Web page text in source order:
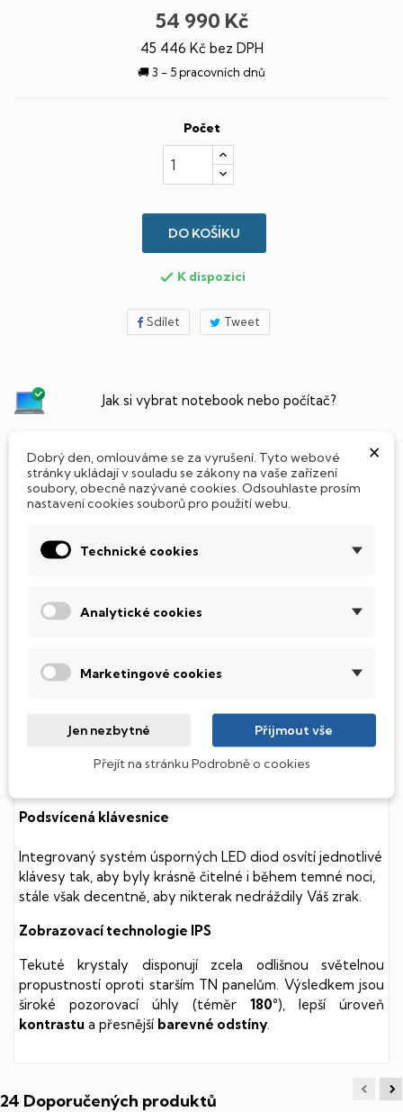
54 990 Kč
45 446 Kč bez DPH
🚚 3 - 5 pracovních dnů
Počet
DO KOŠÍKU
 K dispozici
Sdílet Tweet
Jak si vybrat notebook nebo počítač?
Připraveno - zapnete a okamžitě pracujte
Přidat Microsoft Office Plus ➡️ 499,-
Tento notebook je vybaven
diskem, který na rozdíl od starších magnetických HDD
součástmi a je tak mnohem méně náchylný
k mechanickému poškození. Díky použití elektronické
soustavy je tento disk mnohemtiššía především nabízí
Podsvícená klávesnice
Integrovaný systém úsporných LED diod osvítí jednotlivé
klávesy tak, aby byly krásně čitelné i během temné noci,
stále však decentně, aby nikterak nedráždily Váš zrak.
Zobrazovací technologie IPS
Tekuté krystaly disponují zcela odlišnou světelnou
propustností oproti starším TN panelům. Výsledkem jsou
široké pozorovací úhly (téměr 180°), lepší úroveň
kontrastu a přesnější barevné odstíny
24 Doporučených produktů
×
Dobrý den, omlouváme se za vyrušení. Tyto webové
stránky ukládají v souladu se zákony na vaše zařízení
soubory, obecně nazývané cookies. Odsouhlaste prosím
nastavení cookies souborů pro použití webu.
Technické cookies
Analytické cookies
Marketingové cookies
Jen nezbytné Přijmout vše
Přejít na stránku Podrobně o cookies